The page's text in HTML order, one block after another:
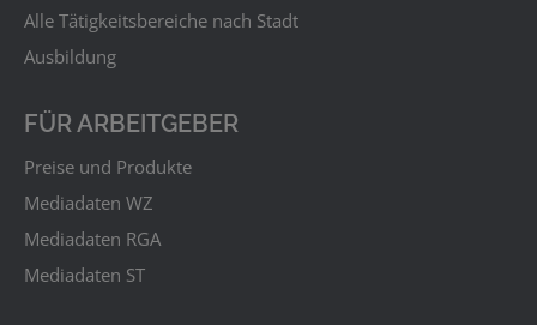
Alle Tätigkeitsbereiche nach Stadt
Ausbildung
FÜR ARBEITGEBER
Preise und Produkte
Mediadaten WZ
Mediadaten RGA
Mediadaten ST